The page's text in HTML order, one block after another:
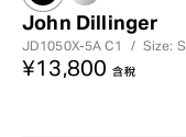
John Dillinger
JD1050X-5AC1 / Size: S
¥13,800 含稅